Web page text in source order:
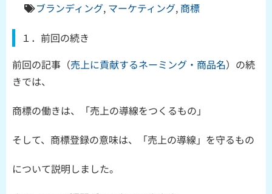
ブランディング, マーケティング, 商標
１．前回の続き
前回の記事（売上に貢献するネーミング・商品名）の続
きでは、
商標の働きは、「売上の導線をつくるもの」
そして、商標登録の意味は、「売上の導線」を守るもの
について説明しました。